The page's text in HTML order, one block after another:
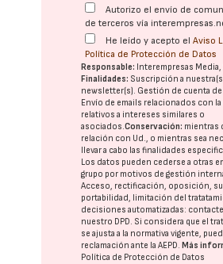
Autorizo el envío de
de terceros vía
He leído y acepto elAviso
Política de Protección de Datos
Responsable: Interempresas Media,
Finalidades: Suscripción a
newsletter(s). Gestión de cuenta
Envío de emails relacionados con la
relativos a intereses similares o
asociados.Conservación: mientras
relación con Ud., o mientras sea
llevar a cabo las finalidades
Los datos pueden cederse a otras
grupo por motivos de gestión
Acceso, rectificación, oposición,
portabilidad, limitación del
decisiones automatizadas:
nuestro DPD. Si considera que el
se ajusta a la normativa vigente,
reclamación ante laAEPD. Más
Política de Protección de Datos